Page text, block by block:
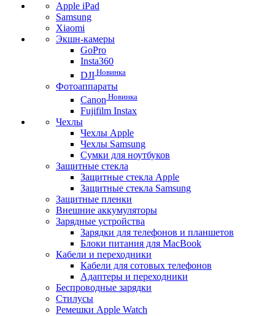
Apple iPad
Samsung
Xiaomi
Экшн-камеры
GoPro
Insta360
DJI Новинка
Фотоаппараты
Canon Новинка
Fujifilm Instax
Чехлы
Чехлы Apple
Чехлы Samsung
Сумки для ноутбуков
Защитные стекла
Защитные стекла Apple
Защитные стекла Samsung
Защитные пленки
Внешние аккумуляторы
Зарядные устройства
Зарядки для телефонов и планшетов
Блоки питания для MacBook
Кабели и переходники
Кабели для сотовых телефонов
Адаптеры и переходники
Беспроводные зарядки
Стилусы
Ремешки Apple Watch